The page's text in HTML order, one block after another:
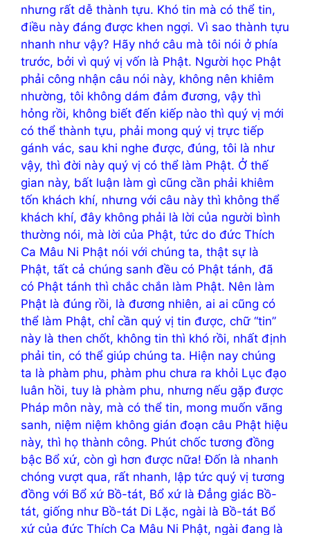
nhưng rất dễ thành tựu. Khó tin mà có thể tin,
điều này đáng được khen ngợi. Vì sao thành tựu
nhanh như vậy? Hãy nhớ câu mà tôi nói ở phía
trước, bởi vì quý vị vốn là Phật. Người học Phật
phải công nhận câu nói này, không nên khiêm
nhường, tôi không dám đảm đương, vậy thì
hỏng rồi, không biết đến kiếp nào thì quý vị mới
có thể thành tựu, phải mong quý vị trực tiếp
gánh vác, sau khi nghe được, đúng, tôi là như
vậy, thì đời này quý vị có thể làm Phật. Ở thế
gian này, bất luận làm gì cũng cần phải khiêm
tốn khách khí, nhưng với câu này thì không thể
khách khí, đây không phải là lời của người bình
thường nói, mà lời của Phật, tức do đức Thích
Ca Mâu Ni Phật nói với chúng ta, thật sự là
Phật, tất cả chúng sanh đều có Phật tánh, đã
có Phật tánh thì chắc chắn làm Phật. Nên làm
Phật là đúng rồi, là đương nhiên, ai ai cũng có
thể làm Phật, chỉ cần quý vị tin được, chữ “tin”
này là then chốt, không tin thì khó rồi, nhất định
phải tin, có thể giúp chúng ta. Hiện nay chúng
ta là phàm phu, phàm phu chưa ra khỏi Lục đạo
luân hồi, tuy là phàm phu, nhưng nếu gặp được
Pháp môn này, mà có thể tin, mong muốn vãng
sanh, niệm niệm không gián đoạn câu Phật hiệu
này, thì họ thành công. Phút chốc tương đồng
bậc Bổ xứ, còn gì hơn được nữa! Đốn là nhanh
chóng vượt qua, rất nhanh, lập tức quý vị tương
đồng với Bổ xứ Bồ-tát, Bổ xứ là Đẳng giác Bồ-
tát, giống như Bồ-tát Di Lặc, ngài là Bồ-tát Bổ
xứ của đức Thích Ca Mâu Ni Phật, ngài đang là